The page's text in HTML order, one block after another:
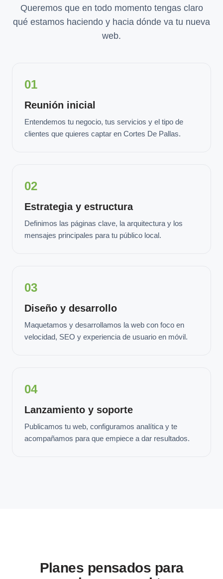
Queremos que en todo momento tengas claro
qué estamos haciendo y hacia dónde va tu nueva
web.
01
Reunión inicial
Entendemos tu negocio, tus servicios y el tipo de
clientes que quieres captar en Cortes De Pallas.
02
Estrategia y estructura
Definimos las páginas clave, la arquitectura y los
mensajes principales para tu público local.
03
Diseño y desarrollo
Maquetamos y desarrollamos la web con foco en
velocidad, SEO y experiencia de usuario en móvil.
04
Lanzamiento y soporte
Publicamos tu web, configuramos analítica y te
acompañamos para que empiece a dar resultados.
Planes pensados para